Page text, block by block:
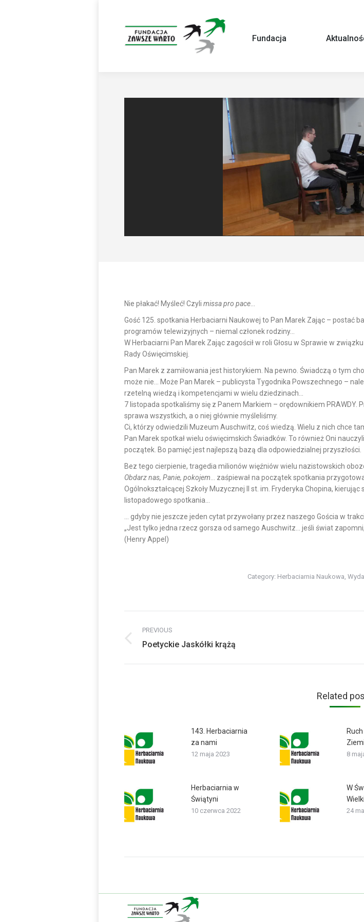
Fundacja
Nie płakać! Myśleć! Czyli missa pro pace
Gość 125. spotkania Herbaciarni Naukowej to Pan Marek Zając – postać
programów telewizyjnych – niemal członek rodziny…
W Herbaciarni Pan Marek Zając zagościł w roli Głosu w Sprawie w
Rady Oświęcimskiej.
Pan Marek z zamiłowania jest historykiem. Na pewno. Świadczą o tym
może nie… Może Pan Marek – publicysta Tygodnika Powszechnego –
rzetelną wiedzą i kompetencjami w wielu dziedzinach…
7 listopada spotkaliśmy się z Panem Markiem – orędownikiem PRAWDY.
sprawa wszystkich, a o niej głównie myśleliśmy.
Ci, którzy odwiedzili Muzeum Auschwitz, coś wiedzą. Wielu z nich chce
Pan Marek spotkał wielu oświęcimskich Świadków. To również Oni
początek. Bo pamięć jest najlepszą bazą dla odpowiedzialnej przyszłości.
Bez tego cierpienie, tragedia milionów więźniów wielu nazistowskich
Obdarz nas, Panie, pokojem … zaśpiewał na początek spotkania
Ogólnokształcącej Szkoły Muzycznej II st. im. Fryderyka Chopina,
listopadowego spotkania…
… gdyby nie jeszcze jeden cytat przywołany przez naszego Gościa w
„Jest tylko jedna rzecz gorsza od samego Auschwitz… jeśli świat
(Henry Appel)
Category: Herbaciarnia Naukowa
navigation
PREVIOUS
Previous
Poetyckie Jaskółki krążą
Related
143. Herbaciarnia
za nami
12 maja 2023
Ziemi
8
Herbaciarnia w
Świątyni
10 czerwca 2022
W
24